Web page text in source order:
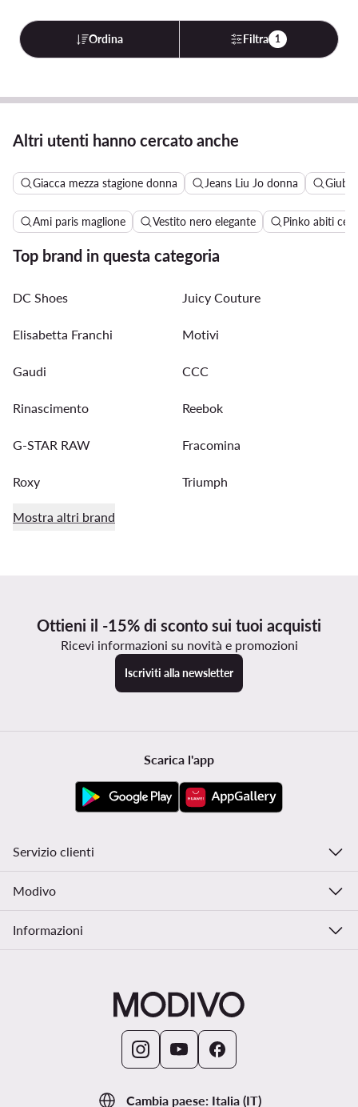
Ordina Filtra 1
Altri utenti hanno cercato anche
Giacca mezza stagione donna Jeans Liu Jo donna
Ami paris maglione Vestito nero elegante Pinko abiti
Top brand in questa categoria
DC Shoes Juicy Couture
Elisabetta Franchi Motivi
Gaudi CCC
Rinascimento Reebok
G-STAR RAW Fracomina
Roxy Triumph
Mostra altri brand
Ottieni il -15% di sconto sui tuoi acquisti
Ricevi informazioni su novità e promozioni
Iscriviti alla newsletter
Cambia paese: Italia (IT)
Scarica l'app
Servizio clienti
Modivo
Informazioni